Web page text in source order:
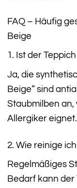
FAQ – Häufig
Beige
1. Ist der
Ja, die
Beige“ sind
Staubmilben
Allergiker eignet.
2. Wie reinige
Regelmäßiges
Bedarf kann